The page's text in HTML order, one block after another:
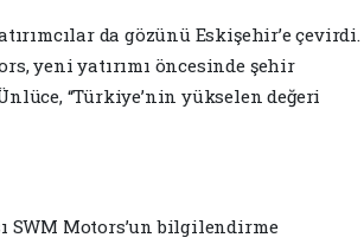
da gözünü Eskişehir’e çevirdi.
yeni yatırımı öncesinde şehir
“Türkiye’nin yükselen değeri
SWM Motors’un bilgilendirme